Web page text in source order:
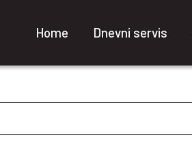
Home Dnevni servis